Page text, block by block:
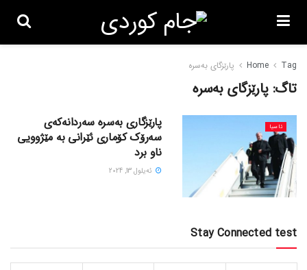
Home Tag پارێزگای بەسرە
تاگ: پارێزگای بەسرە
ئاسیا
پارێزگاری بەسرە سەردانەکەی
سەرۆک کۆماری ئێرانی بە مێژوویی
ناو برد
ئه‌یلول 13, 2024
Stay Connected test